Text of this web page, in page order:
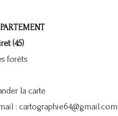
(45)
forêts
la carte
: cartographie64@gmail.com